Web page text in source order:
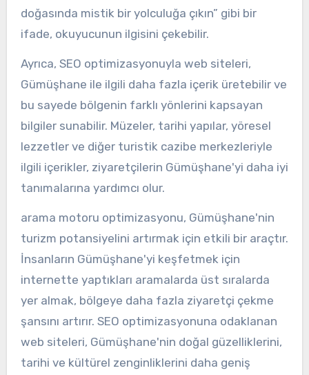
doğasında mistik bir yolculuğa çıkın” gibi bir
ifade, okuyucunun ilgisini çekebilir.
Ayrıca, SEO optimizasyonuyla web siteleri,
Gümüşhane ile ilgili daha fazla içerik üretebilir ve
bu sayede bölgenin farklı yönlerini kapsayan
bilgiler sunabilir. Müzeler, tarihi yapılar, yöresel
lezzetler ve diğer turistik cazibe merkezleriyle
ilgili içerikler, ziyaretçilerin Gümüşhane'yi daha iyi
tanımalarına yardımcı olur.
arama motoru optimizasyonu, Gümüşhane'nin
turizm potansiyelini artırmak için etkili bir araçtır.
İnsanların Gümüşhane'yi keşfetmek için
internette yaptıkları aramalarda üst sıralarda
yer almak, bölgeye daha fazla ziyaretçi çekme
şansını artırır. SEO optimizasyonuna odaklanan
web siteleri, Gümüşhane'nin doğal güzelliklerini,
tarihi ve kültürel zenginliklerini daha geniş